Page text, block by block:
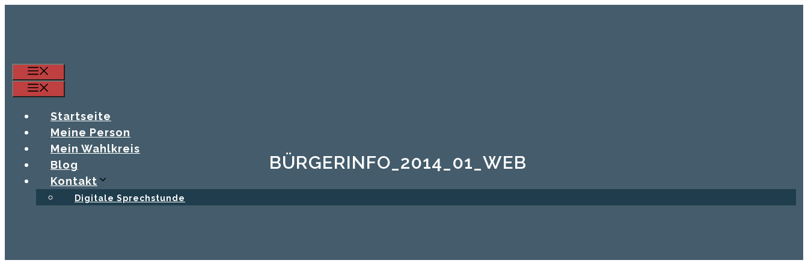
Startseite
Meine Person
Mein Wahlkreis
Blog
Kontakt
Digitale Sprechstunde
BÜRGERINFO_2014_01_WEB